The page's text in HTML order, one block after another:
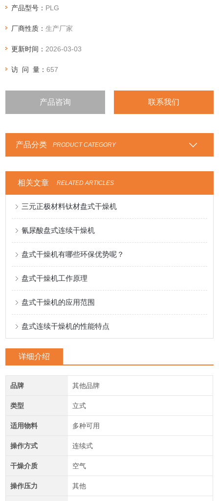
夹带造成的产品损失。盘式连续干燥机广泛适用于化工，医
产品型号： PLG
厂商性质：生产厂家
更新时间： 2026-03-03
访 问 量：657
产品咨询 联系我们
产品分类 PRODUCT CATEGORY
相关文章 RELATED ARTICLES
三元正极材料钛材盘式干燥机
氰尿酸盘式连续干燥机
盘式干燥机有哪些环保优势呢？
盘式干燥机工作原理
盘式干燥机的应用范围
盘式连续干燥机的性能特点
详细介绍
品牌 其他品牌
类型 立式
适用物料 多种可用
操作方式 连续式
干燥介质 空气
操作压力 其他